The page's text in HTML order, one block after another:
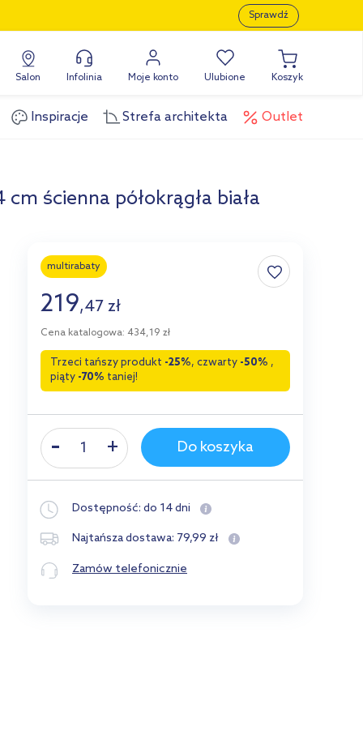
Sprawdź
Salon Infolinia Moje konto Ulubione Koszyk
Inspiracje Strefa architekta Outlet
ścienna półokrągła biała
multirabaty
219,47 zł
Cena katalogowa: 434,19 zł
Trzeci tańszy produkt -25%, czwarty -50% ,
piąty -70% taniej!
Do koszyka
Dostępność: do 14 dni
Najtańsza dostawa: 79,99 zł
Zamów telefonicznie